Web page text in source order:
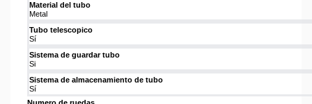
Material del tubo
Metal
Tubo telescopico
Sí
Sistema de guardar tubo
Si
Sistema de almacenamiento de tubo
Sí